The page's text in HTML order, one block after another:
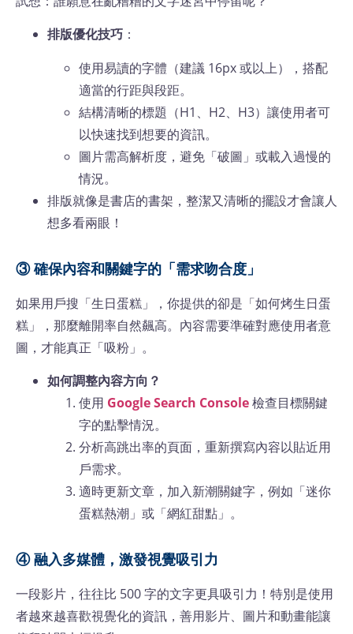
排版優化技巧 ：
使用易讀的字體（建議 16px 或以上），搭配
適當的行距與段距。
結構清晰的標題（H1、H2、H3）讓使用者可
以快速找到想要的資訊。
圖片需高解析度，避免「破圖」或載入過慢的
情況。
排版就像是書店的書架，整潔又清晰的擺設才會讓人
想多看兩眼！
③ 確保內容和關鍵字的「需求吻合度」
如果用戶搜「生日蛋糕」，你提供的卻是「如何烤生日蛋
糕」，那麼離開率自然飆高。內容需要準確對應使用者意
圖，才能真正「吸粉」。
如何調整內容方向？
使用 Google Search Console檢查目標關鍵
字的點擊情況。
分析高跳出率的頁面，重新撰寫內容以貼近用
戶需求。
適時更新文章，加入新潮關鍵字，例如「迷你
蛋糕熱潮」或「網紅甜點」。
④ 融入多媒體，激發視覺吸引力
一段影片，往往比 500 字的文字更具吸引力！特別是使用
者越來越喜歡視覺化的資訊，善用影片、圖片和動畫能讓